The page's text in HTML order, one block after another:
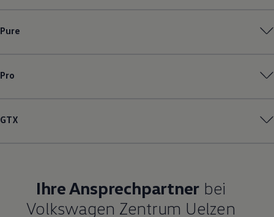
Pure
Pro
GTX
Ihre Ansprechpartner bei
Volkswagen Zentrum Uelzen